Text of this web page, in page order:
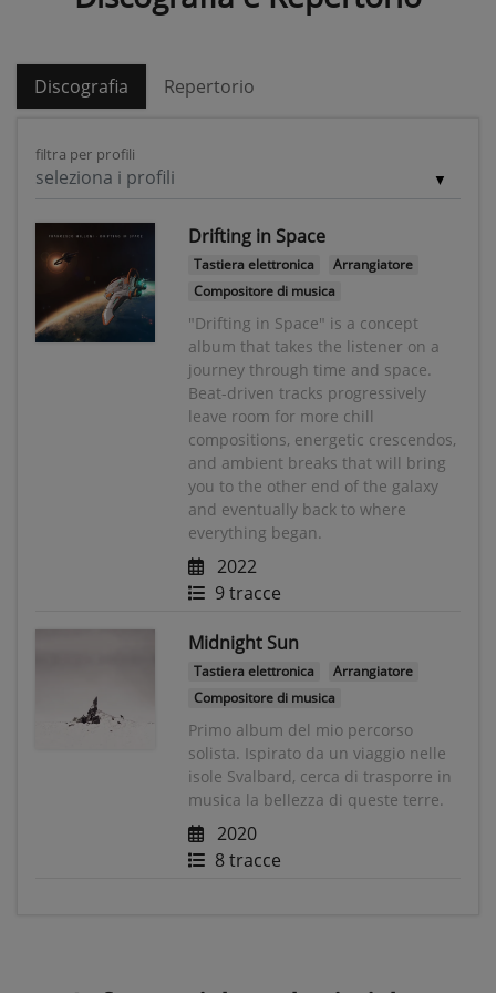
Discografia Repertorio
filtra per profili
seleziona i profili
Drifting in Space
Tastiera elettronica
Arrangiatore
Compositore di musica
"Drifting in Space" is a concept
album that takes the listener on a
journey through time and space.
Beat-driven tracks progressively
leave room for more chill
compositions, energetic crescendos,
and ambient breaks that will bring
you to the other end of the galaxy
and eventually back to where
everything began.
2022
9 tracce
Midnight Sun
Tastiera elettronica
Arrangiatore
Compositore di musica
Primo album del mio percorso
solista. Ispirato da un viaggio nelle
isole Svalbard, cerca di trasporre in
musica la bellezza di queste terre.
2020
8 tracce